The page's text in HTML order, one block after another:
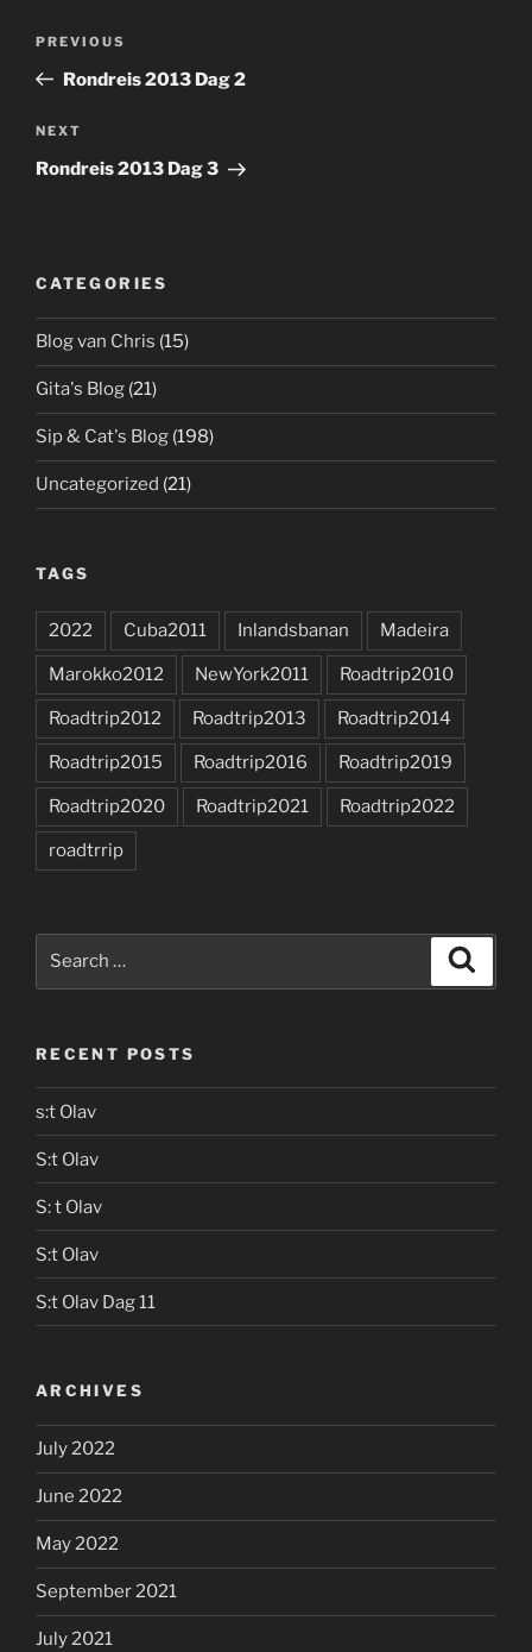
Previous
Post
PREVIOUS
Rondreis 2013 Dag 2
Next
Post
NEXT
Rondreis 2013 Dag 3
CATEGORIES
Blog van Chris (15)
Gita's Blog (21)
Sip & Cat's Blog (198)
Uncategorized (21)
TAGS
2022 Cuba2011 Inlandsbanan Madeira
Marokko2012 NewYork2011 Roadtrip2010
Roadtrip2012 Roadtrip2013 Roadtrip2014
Roadtrip2015 Roadtrip2016 Roadtrip2019
Roadtrip2020 Roadtrip2021 Roadtrip2022
roadtrrip
RECENT POSTS
s:t Olav
S:t Olav
S: t Olav
S:t Olav
S:t Olav Dag 11
ARCHIVES
July 2022
June 2022
May 2022
September 2021
July 2021